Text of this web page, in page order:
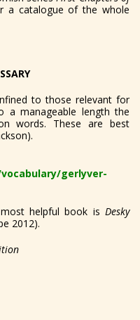
a catalogue of the whole
to those relevant for
a manageable length the
words. These are best
gerlyver-
helpful book is Desky
2012).